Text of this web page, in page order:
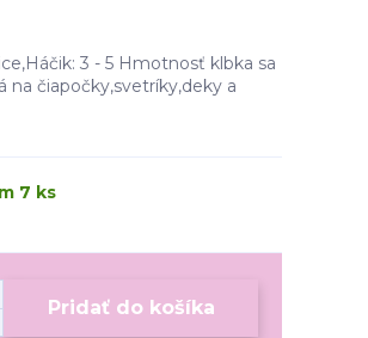
3 - 5 Hmotnosť klbka sa
na čiapočky,svetríky,deky a
7 ks
Pridať do košíka